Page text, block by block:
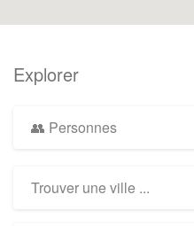
Explorer
👥 Personnes